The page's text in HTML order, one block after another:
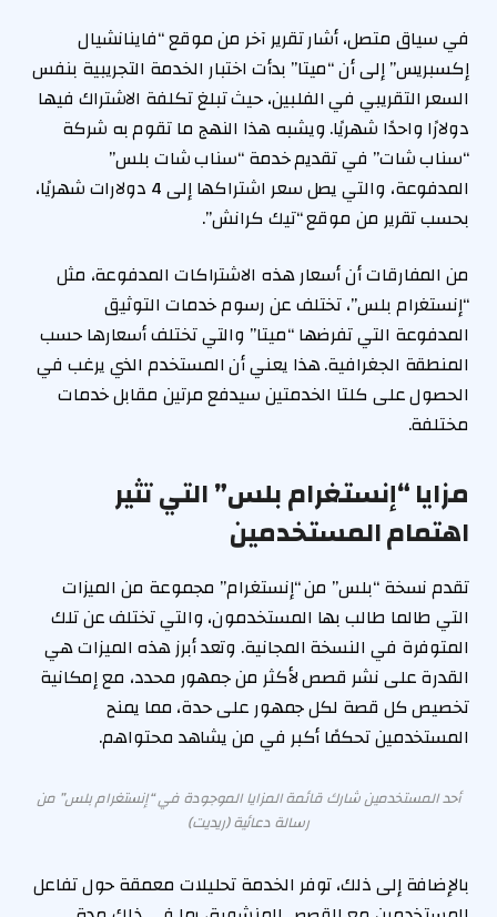
في سياق متصل، أشار تقرير آخر من موقع “فاينانشيال
إكسبريس” إلى أن “ميتا” بدأت اختبار الخدمة التجريبية بنفس
السعر التقريبي في الفلبين، حيث تبلغ تكلفة الاشتراك فيها
دولارًا واحدًا شهريًا. ويشبه هذا النهج ما تقوم به شركة
“سناب شات” في تقديم خدمة “سناب شات بلس”
المدفوعة، والتي يصل سعر اشتراكها إلى 4 دولارات شهريًا،
بحسب تقرير من موقع “تيك كرانش”.
من المفارقات أن أسعار هذه الاشتراكات المدفوعة، مثل
“إنستغرام بلس”، تختلف عن رسوم خدمات التوثيق
المدفوعة التي تفرضها “ميتا” والتي تختلف أسعارها حسب
المنطقة الجغرافية. هذا يعني أن المستخدم الذي يرغب في
الحصول على كلتا الخدمتين سيدفع مرتين مقابل خدمات
مختلفة.
مزايا “إنستغرام بلس” التي تثير
اهتمام المستخدمين
تقدم نسخة “بلس” من “إنستغرام” مجموعة من الميزات
التي طالما طالب بها المستخدمون، والتي تختلف عن تلك
المتوفرة في النسخة المجانية. وتعد أبرز هذه الميزات هي
القدرة على نشر قصص لأكثر من جمهور محدد، مع إمكانية
تخصيص كل قصة لكل جمهور على حدة، مما يمنح
المستخدمين تحكمًا أكبر في من يشاهد محتواهم.
أحد المستخدمين شارك قائمة المزايا الموجودة في “إنستغرام بلس” من
رسالة دعائية (ريديت)
بالإضافة إلى ذلك، توفر الخدمة تحليلات معمقة حول تفاعل